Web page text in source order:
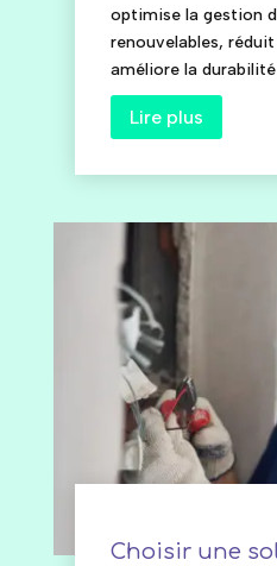
optimise la gestion
renouvelables,
améliore la
Lire plus
Choisir une